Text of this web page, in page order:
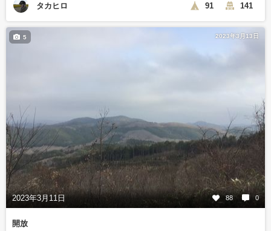
タカヒロ 91 141
2023年3月13日
2023年3月11日 88 0
5
開放